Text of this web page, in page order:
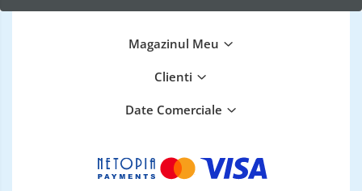
Magazinul Meu
Clienti
Date Comerciale